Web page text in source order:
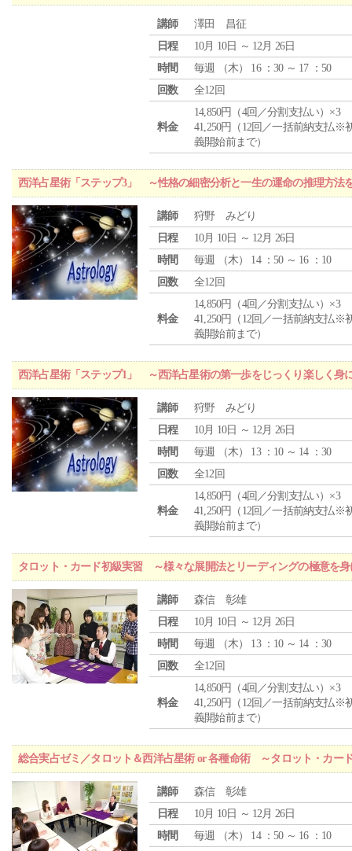
講師
澤田 昌征
日程
10月 10日 ～ 12月 26日
時間
毎週 （木） 16 ：30 ～ 17 ：50
回数
全12回
料金
14,850円（4回／分割支払い）×3
41,250円（12回／一括前納支払※
義開始前まで）
西洋占星術「ステップ3」 ～性格の細密分析と一生の運命の推理方法
講師
狩野 みどり
日程
10月 10日 ～ 12月 26日
時間
毎週 （木） 14 ：50 ～ 16 ：10
回数
全12回
料金
14,850円（4回／分割支払い）×3
41,250円（12回／一括前納支払※
義開始前まで）
西洋占星術「ステップ1」 ～西洋占星術の第一歩をじっくり楽しく身
講師
狩野 みどり
日程
10月 10日 ～ 12月 26日
時間
毎週 （木） 13 ：10 ～ 14 ：30
回数
全12回
料金
14,850円（4回／分割支払い）×3
41,250円（12回／一括前納支払※
義開始前まで）
タロット・カード初級実習 ～様々な展開法とリーディングの極意を身
講師
森信 彰雄
日程
10月 10日 ～ 12月 26日
時間
毎週 （木） 13 ：10 ～ 14 ：30
回数
全12回
料金
14,850円（4回／分割支払い）×3
41,250円（12回／一括前納支払※
義開始前まで）
総合実占ゼミ／タロット＆西洋占星術 or 各種命術 ～タロット・カー
講師
森信 彰雄
日程
10月 10日 ～ 12月 26日
時間
毎週 （木） 14 ：50 ～ 16 ：10